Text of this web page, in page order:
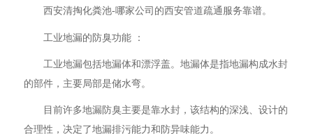
西安清掏化粪池-哪家公司的西安管道疏通服务靠谱。
工业地漏的防臭功能 ：
工业地漏包括地漏体和漂浮盖。地漏体是指地漏构成水封
的部件，主要局部是储水弯。
目前许多地漏防臭主要是靠水封，该结构的深浅、设计的
合理性，决定了地漏排污能力和防异味能力。